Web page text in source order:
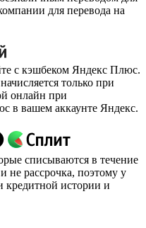
для перевода на
с кэшбеком Яндекс Плюс.
только при
онлайн при
в вашем аккаунте Яндекс.
списываются в течение
не рассрочка, поэтому у
кредитной истории и